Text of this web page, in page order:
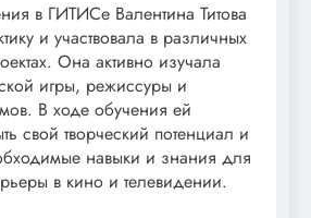
в ГИТИСе Валентина Титова
и участвовала в различных
Она активно изучала
игры, режиссуры и
В ходе обучения ей
свой творческий потенциал и
навыки и знания для
в кино и телевидении.